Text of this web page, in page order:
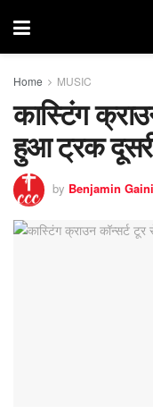
Home MUSIC
कास्टिंग
हुआ ट्रक
by Benjamin Gaini